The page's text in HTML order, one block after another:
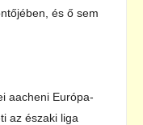
és ő sem
aacheni Európa-
az északi liga